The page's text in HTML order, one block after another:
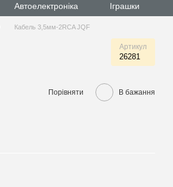
Автоелектроніка Іграшки
Кабель 3,5мм-2RCA JQF
Артикул
26281
Порівняти В бажання